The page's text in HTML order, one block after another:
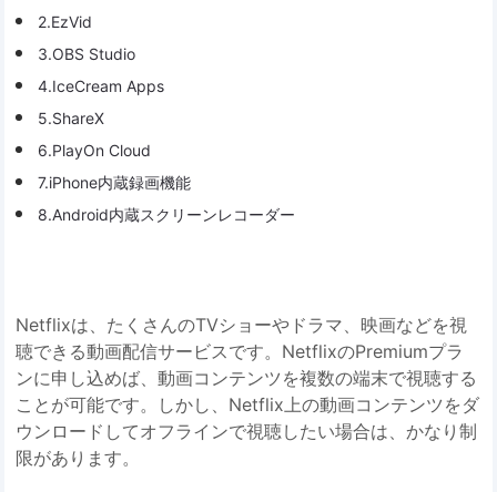
2.EzVid
3.OBS Studio
4.IceCream Apps
5.ShareX
6.PlayOn Cloud
7.iPhone内蔵録画機能
8.Android内蔵スクリーンレコーダー
Netflixは、たくさんのTVショーやドラマ、映画などを視
聴できる動画配信サービスです。NetflixのPremiumプラ
ンに申し込めば、動画コンテンツを複数の端末で視聴する
ことが可能です。しかし、Netflix上の動画コンテンツをダ
ウンロードしてオフラインで視聴したい場合は、かなり制
限があります。